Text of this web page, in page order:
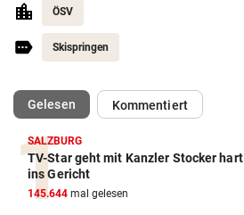
ÖSV
Skispringen
Gelesen(ausgewählt)Kommentiert
SALZBURG
TV-Star geht mit Kanzler Stocker hart
ins Gericht
145.644 mal gelesen
Action-Cam Vergleich